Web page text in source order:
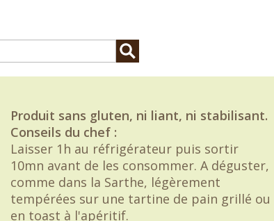
Produit sans gluten, ni liant, ni stabilisant.
Conseils du chef :
Laisser 1h au réfrigérateur puis sortir
10mn avant de les consommer. A déguster,
comme dans la Sarthe, légèrement
tempérées sur une tartine de pain grillé ou
en toast à l'apéritif.